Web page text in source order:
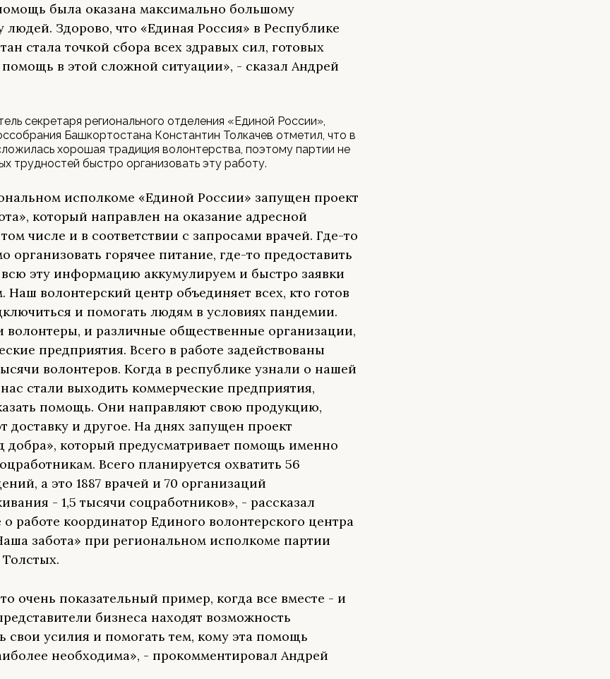
была оказана максимально большому
людей. Здорово, что «Единая Россия» в Республике
стала точкой сбора всех здравых сил, готовых
в этой сложной ситуации», - сказал Андрей
секретаря регионального отделения «Единой России»,
Башкортостана Константин Толкачев отметил, что в
хорошая традиция волонтерства, поэтому партии не
трудностей быстро организовать эту работу.
исполкоме «Единой России» запущен проект
который направлен на оказание адресной
числе и в соответствии с запросами врачей. Где-то
организовать горячее питание, где-то предоставить
эту информацию аккумулируем и быстро заявки
Наш волонтерский центр объединяет всех, кто готов
и помогать людям в условиях пандемии.
волонтеры, и различные общественные организации,
предприятия. Всего в работе задействованы
волонтеров. Когда в республике узнали о нашей
стали выходить коммерческие предприятия,
помощь. Они направляют свою продукцию,
доставку и другое. На днях запущен проект
добра», который предусматривает помощь именно
Всего планируется охватить 56
а это 1887 врачей и 70 организаций
- 1,5 тысячи соцработников», - рассказал
работе координатор Единого волонтерского центра
забота» при региональном исполкоме партии
очень показательный пример, когда все вместе - и
бизнеса находят возможность
свои усилия и помогать тем, кому эта помощь
необходима», - прокомментировал Андрей